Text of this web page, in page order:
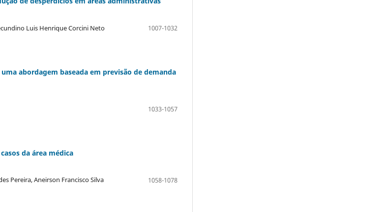
Luis Henrique Corcini Neto
1007-1032
abordagem baseada em previsão de demanda
1033-1057
da área médica
Pereira, Aneirson Francisco Silva
1058-1078